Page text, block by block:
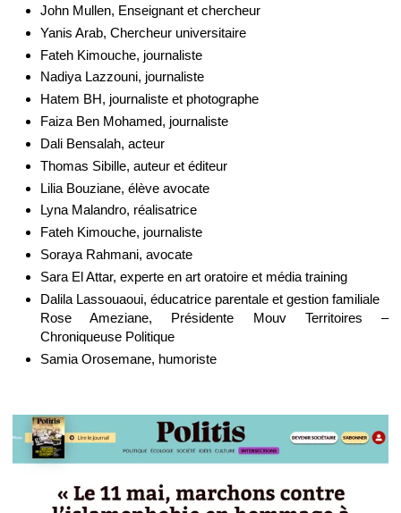
John Mullen, Enseignant et chercheur
Yanis Arab, Chercheur universitaire
Fateh Kimouche, journaliste
Nadiya Lazzouni, journaliste
Hatem BH, journaliste et photographe
Faiza Ben Mohamed, journaliste
Dali Bensalah, acteur
Thomas Sibille, auteur et éditeur
Lilia Bouziane, élève avocate
Lyna Malandro, réalisatrice
Fateh Kimouche, journaliste
Soraya Rahmani, avocate
Sara El Attar, experte en art oratoire et média training
Dalila Lassouaoui, éducatrice parentale et gestion familiale
Rose Ameziane, Présidente Mouv Territoires –
Chroniqueuse Politique
Samia Orosemane, humoriste